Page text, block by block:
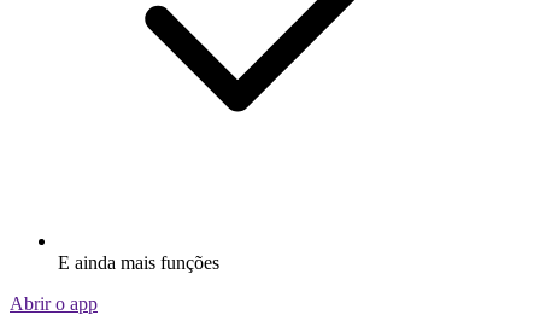
E ainda mais funções
Abrir o app